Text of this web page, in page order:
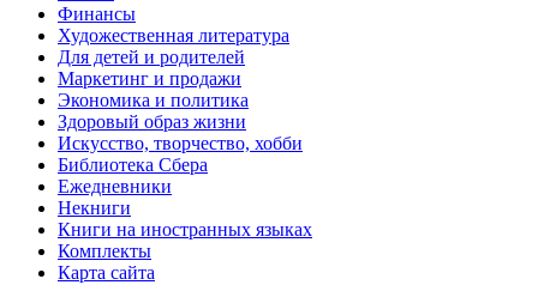
Финансы
Художественная литература
Для детей и родителей
Маркетинг и продажи
Экономика и политика
Здоровый образ жизни
Искусство, творчество, хобби
Библиотека Сбера
Ежедневники
Некниги
Книги на иностранных языках
Комплекты
Карта сайта